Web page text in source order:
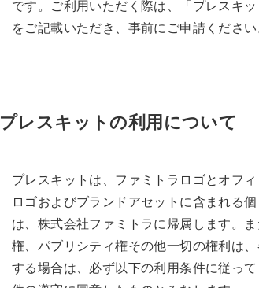
です。ご利用いただく際は、「プレスキ
をご記載いただき、事前にご申請ください
プレスキットの利用について
プレスキットは、ファミトラロゴとオフ
ロゴおよびブランドアセットに含まれる
は、株式会社ファミトラに帰属します。
権、パブリシティ権その他一切の権利は
する場合は、必ず以下の利用条件に従っ